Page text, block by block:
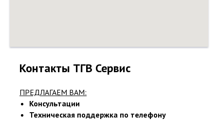
Контакты ТГВ Сервис
ПРЕДЛАГАЕМ ВАМ:
Консультации
Техническая поддержка по телефону